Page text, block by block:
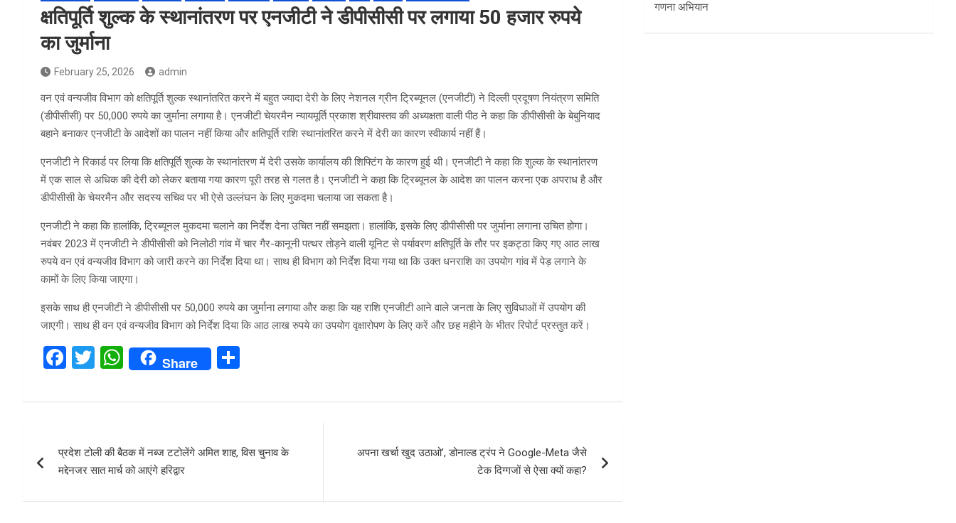
क्षतिपूर्ति शुल्क के स्थानांतरण पर एनजीटी ने डीपीसीसी पर लगाया 50 हजार रुपये
का जुर्माना
February 25, 2026 admin
वन एवं वन्यजीव विभाग को क्षतिपूर्ति शुल्क स्थानांतरित करने में बहुत ज्यादा देरी के लिए नेशनल ग्रीन ट्रिब्यूनल (एनजीटी) ने दिल्ली प्रदूषण नियंत्रण समिति
(डीपीसीसी) पर 50,000 रुपये का जुर्माना लगाया है। एनजीटी चेयरमैन न्यायमूर्ति प्रकाश श्रीवास्तव की अध्यक्षता वाली पीठ ने कहा कि डीपीसीसी के बेबुनियाद
बहाने बनाकर एनजीटी के आदेशों का पालन नहीं किया और क्षतिपूर्ति राशि स्थानांतरित करने में देरी का कारण स्वीकार्य नहीं हैं।
एनजीटी ने रिकार्ड पर लिया कि क्षतिपूर्ति शुल्क के स्थानांतरण में देरी उसके कार्यालय की शिफ्टिंग के कारण हुई थी। एनजीटी ने कहा कि शुल्क के स्थानांतरण
में एक साल से अधिक की देरी को लेकर बताया गया कारण पूरी तरह से गलत है। एनजीटी ने कहा कि ट्रिब्यूनल के आदेश का पालन करना एक अपराध है और
डीपीसीसी के चेयरमैन और सदस्य सचिव पर भी ऐसे उल्लंघन के लिए मुकदमा चलाया जा सकता है।
एनजीटी ने कहा कि हालांकि, ट्रिब्यूनल मुकदमा चलाने का निर्देश देना उचित नहीं समझता। हालांकि, इसके लिए डीपीसीसी पर जुर्माना लगाना उचित होगा।
नवंबर 2023 में एनजीटी ने डीपीसीसी को निलोठी गांव में चार गैर-कानूनी पत्थर तोड़ने वाली यूनिट से पर्यावरण क्षतिपूर्ति के तौर पर इकट्ठा किए गए आठ लाख
रुपये वन एवं वन्यजीव विभाग को जारी करने का निर्देश दिया था। साथ ही विभाग को निर्देश दिया गया था कि उक्त धनराशि का उपयोग गांव में पेड़ लगाने के
कामों के लिए किया जाएगा।
इसके साथ ही एनजीटी ने डीपीसीसी पर 50,000 रुपये का जुर्माना लगाया और कहा कि यह राशि एनजीटी आने वाले जनता के लिए सुविधाओं में उपयोग की
जाएगी। साथ ही वन एवं वन्यजीव विभाग को निर्देश दिया कि आठ लाख रुपये का उपयोग वृक्षारोपण के लिए करें और छह महीने के भीतर रिपोर्ट प्रस्तुत करें।
F
ce
o
o
k
T
tt
W
at
A
p
p
Share
ar
navigation
प्रदेश टोली की बैठक में नब्ज टटोलेंगे अमित शाह, विस चुनाव के
मद्देनजर सात मार्च को आएंगे हरिद्वार
अपना खर्चा खुद उठाओ’, डोनाल्ड ट्रंप ने Google-Meta जैसे
टेक दिग्गजों से ऐसा क्यों कहा?
गणना अभियान